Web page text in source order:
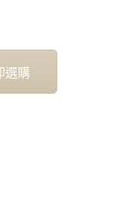
選購